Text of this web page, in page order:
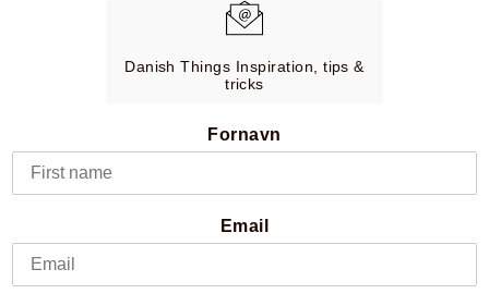
Danish Things Inspiration, tips &
tricks
Fornavn
Email